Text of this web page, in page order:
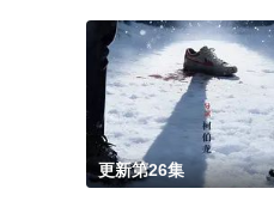
更新第26集